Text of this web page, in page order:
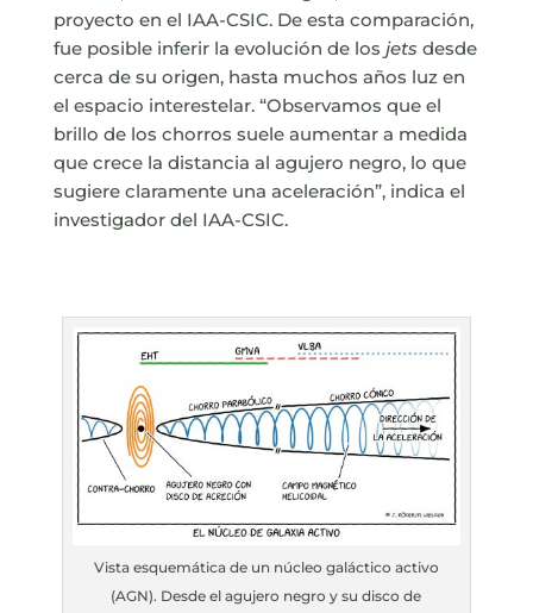
proyecto en el IAA-CSIC. De esta comparación,
fue posible inferir la evolución de los jets desde
cerca de su origen, hasta muchos años luz en
el espacio interestelar. “Observamos que el
brillo de los chorros suele aumentar a medida
que crece la distancia al agujero negro, lo que
sugiere claramente una aceleración”, indica el
investigador del IAA-CSIC.
Vista esquemática de un núcleo galáctico activo
(AGN). Desde el agujero negro y su disco de